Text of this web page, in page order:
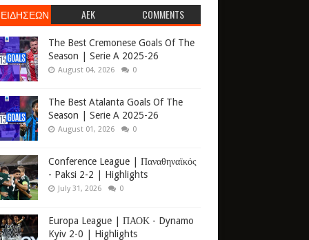
AEK COMMENTS
The Best Cremonese Goals Of The
Season | Serie A 2025-26
August 04, 2026 0
The Best Atalanta Goals Of The
Season | Serie A 2025-26
August 01, 2026 0
Conference League | Παναθηναϊκός
- Paksi 2-2 | Highlights
July 31, 2026 0
Europa League | ΠΑΟΚ - Dynamo
Kyiv 2-0 | Highlights